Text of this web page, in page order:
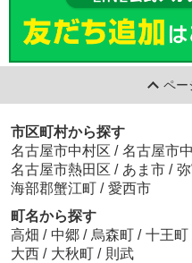
ペー
市区町村から探す
名古屋市中村区 / 名古屋市
名古屋市熱田区 / あま市 /
海部郡蟹江町 / 愛西市
町名から探す
高畑 / 中郷 / 烏森町 / 十王町
大西 / 大秋町 / 則武